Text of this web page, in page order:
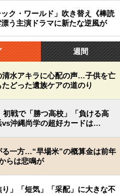
ク・ワールド」吹き替え《棒読
う主演ドラマに新たな逆風が
週間
清水アキラに心配の声…子供を亡
どった遺族ケアの道のり
初戦で「勝つ高校」「負ける高
vs沖縄尚学の超好カードは…
る一方…“早場米”の概算金は前年
らは悲鳴が
」「短気」「采配」に大きな不